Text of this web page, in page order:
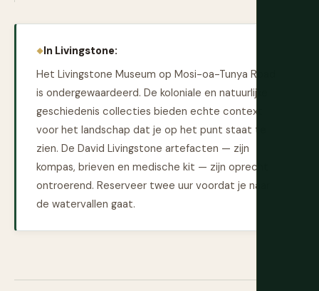
In Livingstone:
Het Livingstone Museum op Mosi-oa-Tunya Road
is ondergewaardeerd. De koloniale en natuurlijke
geschiedenis collecties bieden echte context
voor het landschap dat je op het punt staat te
zien. De David Livingstone artefacten — zijn
kompas, brieven en medische kit — zijn oprecht
ontroerend. Reserveer twee uur voordat je naar
de watervallen gaat.